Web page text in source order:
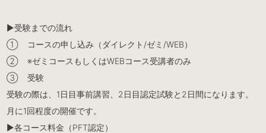
▶︎受験までの流れ
① コースの申し込み（ダイレクト/ゼミ/WEB）
② ※ゼミコースもしくはWEBコース受講者のみ
③ 受験
受験の際は、1日目事前講習、2日目認定試験と2日間になります。
月に1回程度の開催です。
▶︎各コース料金（PFT認定）